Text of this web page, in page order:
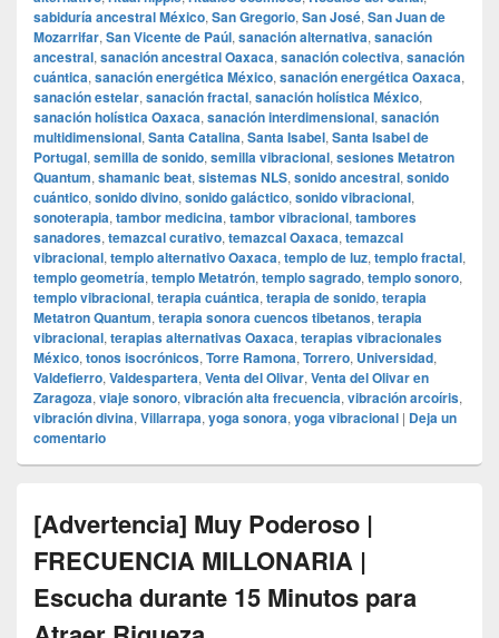
sabiduría ancestral México, San Gregorio, San José, San Juan de
Mozarrifar, San Vicente de Paúl, sanación alternativa, sanación
ancestral, sanación ancestral Oaxaca, sanación colectiva, sanación
cuántica, sanación energética México, sanación energética Oaxaca,
sanación estelar, sanación fractal, sanación holística México,
sanación holística Oaxaca, sanación interdimensional, sanación
multidimensional, Santa Catalina, Santa Isabel, Santa Isabel de
Portugal, semilla de sonido, semilla vibracional, sesiones Metatron
Quantum, shamanic beat, sistemas NLS, sonido ancestral, sonido
cuántico, sonido divino, sonido galáctico, sonido vibracional,
sonoterapia, tambor medicina, tambor vibracional, tambores
sanadores, temazcal curativo, temazcal Oaxaca, temazcal
vibracional, templo alternativo Oaxaca, templo de luz, templo fractal,
templo geometría, templo Metatrón, templo sagrado, templo sonoro,
templo vibracional, terapia cuántica, terapia de sonido, terapia
Metatron Quantum, terapia sonora cuencos tibetanos, terapia
vibracional, terapias alternativas Oaxaca, terapias vibracionales
México, tonos isocrónicos, Torre Ramona, Torrero, Universidad,
Valdefierro, Valdespartera, Venta del Olivar, Venta del Olivar en
Zaragoza, viaje sonoro, vibración alta frecuencia, vibración arcoíris,
vibración divina, Villarrapa, yoga sonora, yoga vibracional | Deja un
comentario
[Advertencia] Muy Poderoso |
FRECUENCIA MILLONARIA |
Escucha durante 15 Minutos para